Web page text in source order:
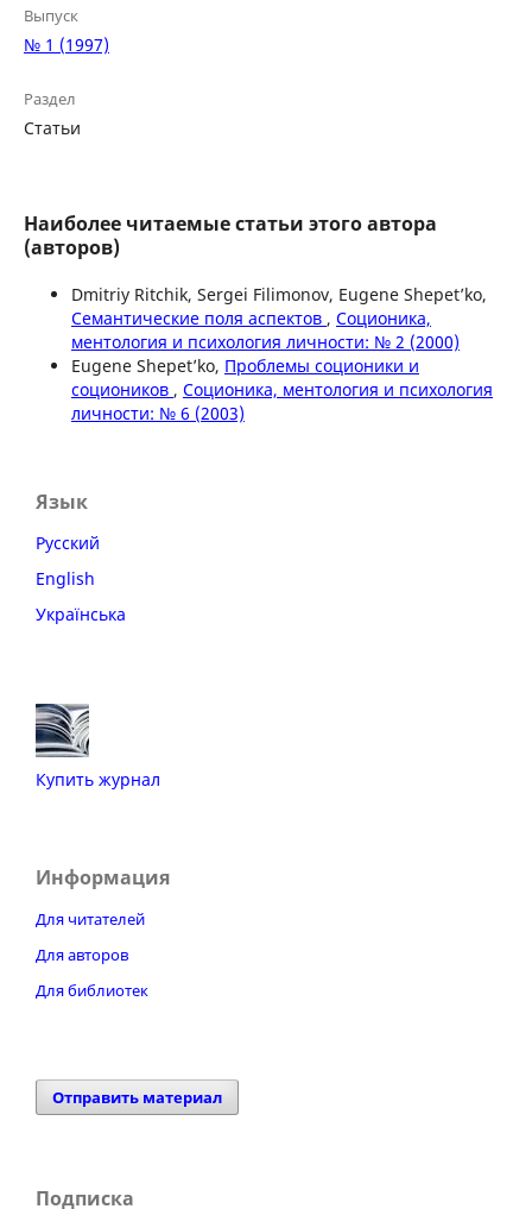
Выпуск
№ 1 (1997)
Раздел
Статьи
Наиболее читаемые статьи этого автора
(авторов)
Dmitriy Ritchik, Sergei Filimonov, Eugene Shepet’ko,
Семантические поля аспектов , Соционика,
ментология и психология личности: № 2 (2000)
Eugene Shepet’ko, Проблемы соционики и
социоников , Соционика, ментология и психология
личности: № 6 (2003)
Язык
Русский
English
Українська
Купить журнал
Информация
Для читателей
Для авторов
Для библиотек
Отправить материал
Подписка